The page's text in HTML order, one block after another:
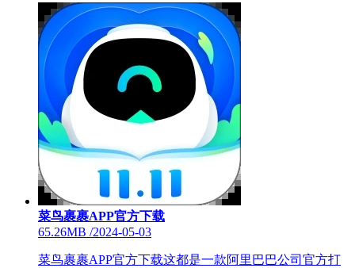
菜鸟裹裹APP官方下载
65.26MB /2024-05-03
菜鸟裹裹APP官方下载这都是一款阿里巴巴公司官方打